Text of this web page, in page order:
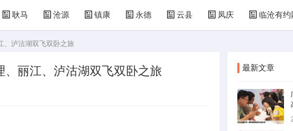
耿马 沧源 镇康 永德 云县 凤庆 临沧有约
、泸沽湖双飞双卧之旅
丽江、泸沽湖双飞双卧之旅 最新文章